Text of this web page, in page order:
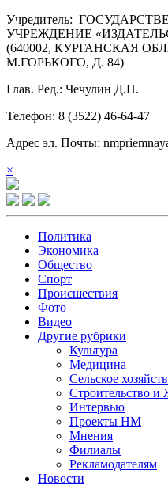
Учредитель:
УЧРЕЖДЕНИЕ
(640002, КУРГАНСКАЯ
М.ГОРЬКОГО, Д. 84)
Глав. Ред.: Чечулин Д.Н.
Телефон: 8 (3522) 46-64-47
Адрес эл. Почты:
×
Политика
Экономика
Общество
Спорт
Происшествия
Фото
Видео
Другие рубрики
Культура
Медицина
Сельское
Строительство
Интервью
Проекты НМ
Мнения
Филиалы
Рекламодателям
Новости